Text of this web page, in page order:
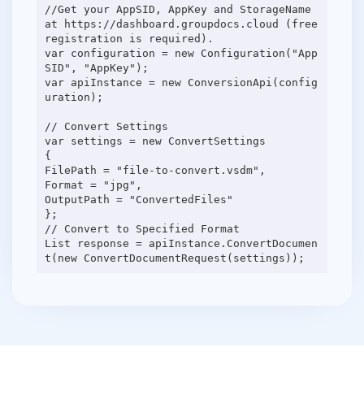
//Get your AppSID, AppKey and StorageName
at https://dashboard.groupdocs.cloud (free
registration is required).
var configuration = new Configuration("App
SID", "AppKey");
var apiInstance = new ConversionApi(config
uration);
// Convert Settings
var settings = new ConvertSettings
{
FilePath = "file-to-convert.vsdm",
Format = "jpg",
OutputPath = "ConvertedFiles"
};
// Convert to Specified Format
List response = apiInstance.ConvertDocumen